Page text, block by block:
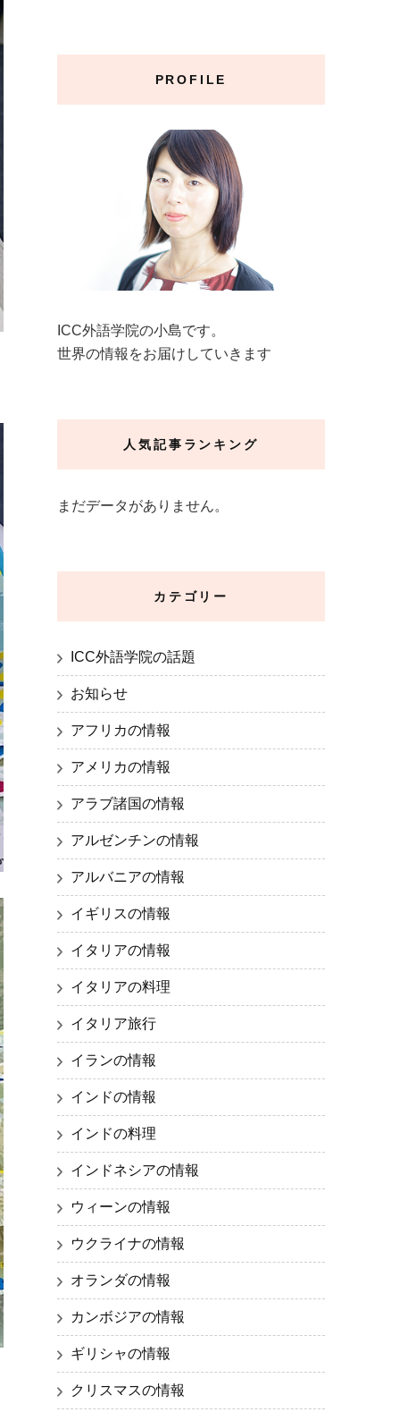
PROFILE
ICC外語学院の小島です。
世界の情報をお届けしていきます
人気記事ランキング
まだデータがありません。
カテゴリー
ICC外語学院の話題
お知らせ
アフリカの情報
アメリカの情報
アラブ諸国の情報
アルゼンチンの情報
アルバニアの情報
イギリスの情報
イタリアの情報
イタリアの料理
イタリア旅行
イランの情報
インドの情報
インドの料理
インドネシアの情報
ウィーンの情報
ウクライナの情報
オランダの情報
カンボジアの情報
ギリシャの情報
クリスマスの情報